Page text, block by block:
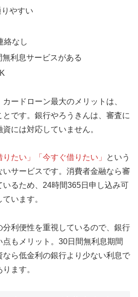
やすい
絡なし
利息サービスがある
ードローン最大のメリットは、
とです。銀行やろうきんは、審査に
には対応していません。
りたい」「今すぐ借りたい」
という
サービスです。消費者金融なら審
るため、24時間365日申し込み可
います。
利便性を重視しているので、銀行
点もメリット。30日間無利息期間
なら低金利の銀行より少ない利息で
ます。